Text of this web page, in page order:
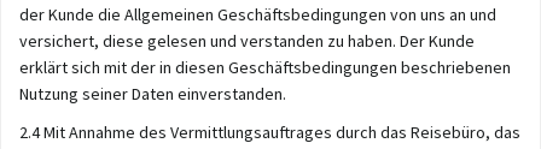
der Kunde die Allgemeinen Geschäftsbedingungen von uns an und
versichert, diese gelesen und verstanden zu haben. Der Kunde
erklärt sich mit der in diesen Geschäftsbedingungen beschriebenen
Nutzung seiner Daten einverstanden.
2.4 Mit Annahme des Vermittlungsauftrages durch das Reisebüro, das